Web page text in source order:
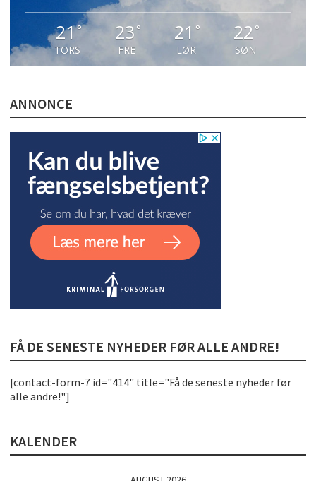
21°
TORS
23 °
FRE
21 °
LØR
22 °
SØN
ANNONCE
FÅ DE SENESTE NYHEDER FØR ALLE ANDRE!
[contact-form-7 id="414" title="Få de seneste nyheder før
alle andre!"]
KALENDER